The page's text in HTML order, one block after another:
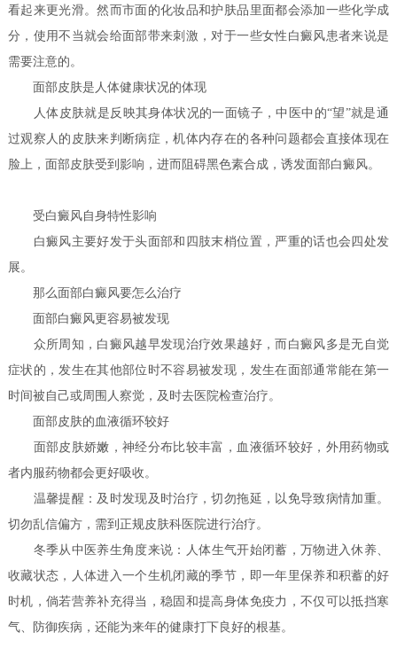
看起来更光滑。然而市面的化妆品和护肤品里面都会添加一些化学成
分，使用不当就会给面部带来刺激，对于一些女性白癜风患者来说是
需要注意的。
面部皮肤是人体健康状况的体现
人体皮肤就是反映其身体状况的一面镜子，中医中的“望”就是通
过观察人的皮肤来判断病症，机体内存在的各种问题都会直接体现在
脸上，面部皮肤受到影响，进而阻碍黑色素合成，诱发面部白癜风。
受白癜风自身特性影响
白癜风主要好发于头面部和四肢末梢位置，严重的话也会四处发
展。
那么面部白癜风要怎么治疗
面部白癜风更容易被发现
众所周知，白癜风越早发现治疗效果越好，而白癜风多是无自觉
症状的，发生在其他部位时不容易被发现，发生在面部通常能在第一
时间被自己或周围人察觉，及时去医院检查治疗。
面部皮肤的血液循环较好
面部皮肤娇嫩，神经分布比较丰富，血液循环较好，外用药物或
者内服药物都会更好吸收。
温馨提醒：及时发现及时治疗，切勿拖延，以免导致病情加重。
切勿乱信偏方，需到正规皮肤科医院进行治疗。
冬季从中医养生角度来说：人体生气开始闭蓄，万物进入休养、
收藏状态，人体进入一个生机闭藏的季节，即一年里保养和积蓄的好
时机，倘若营养补充得当，稳固和提高身体免疫力，不仅可以抵挡寒
气、防御疾病，还能为来年的健康打下良好的根基。